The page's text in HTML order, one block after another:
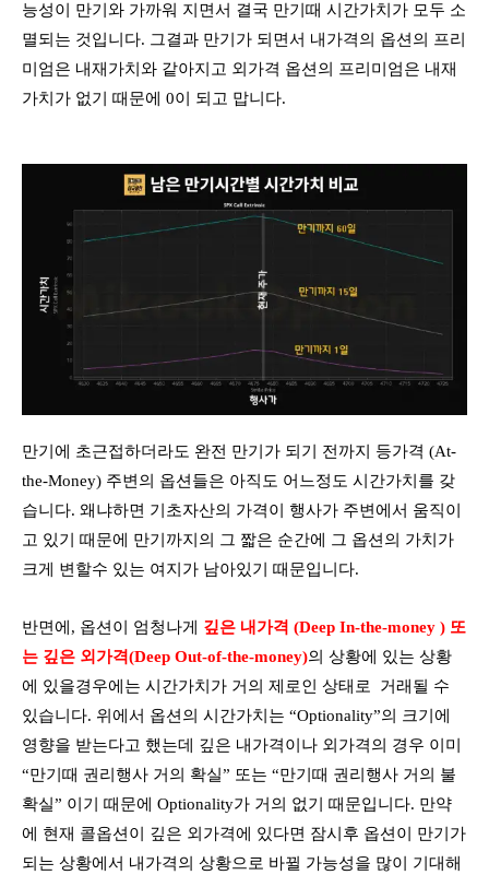
능성이 만기와 가까워 지면서 결국 만기때 시간가치가 모두 소
멸되는 것입니다. 그결과 만기가 되면서 내가격의 옵션의 프리
미엄은 내재가치와 같아지고 외가격 옵션의 프리미엄은 내재
가치가 없기 때문에 0이 되고 맙니다.
만기에 초근접하더라도 완전 만기가 되기 전까지 등가격 (At-
the-Money) 주변의 옵션들은 아직도 어느정도 시간가치를 갖
습니다. 왜냐하면 기초자산의 가격이 행사가 주변에서 움직이
고 있기 때문에 만기까지의 그 짧은 순간에 그 옵션의 가치가
크게 변할수 있는 여지가 남아있기 때문입니다.
반면에, 옵션이 엄청나게
깊은 내가격 (Deep In-the-money ) 또
는 깊은 외가격(Deep Out-of-the-money)의 상황에 있는 상황
에 있을경우에는 시간가치가 거의 제로인 상태로
거래될 수
있습니다. 위에서 옵션의 시간가치는 “Optionality”의 크기에
영향을 받는다고 했는데 깊은 내가격이나 외가격의 경우 이미
“만기때 권리행사 거의 확실” 또는 “만기때 권리행사 거의 불
확실” 이기 때문에 Optionality가 거의 없기 때문입니다. 만약
에 현재 콜옵션이 깊은 외가격에 있다면 잠시후 옵션이 만기가
되는 상황에서 내가격의 상황으로 바뀔 가능성을 많이 기대해